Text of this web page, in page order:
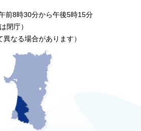
前8時30分から午後5時15分
閉庁）
なる場合があります）